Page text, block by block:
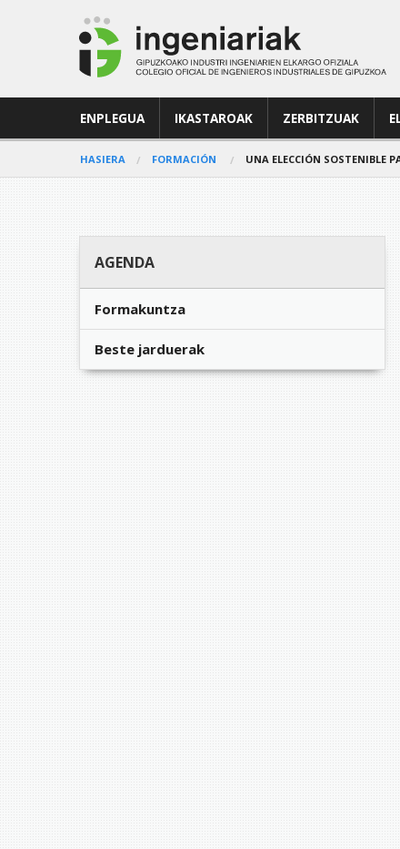
ENPLEGUA IKASTAROAK ZERBITZUAK
HASIERA FORMACIÓN UNA ELECCIÓN SOSTENIBLE
AGENDA
Formakuntza
Beste jarduerak